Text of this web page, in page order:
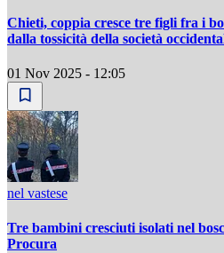
Chieti, coppia cresce tre figli fra i
dalla tossicità della società
01 Nov 2025 - 12:05
nel vastese
Tre bambini cresciuti isolati nel
Procura